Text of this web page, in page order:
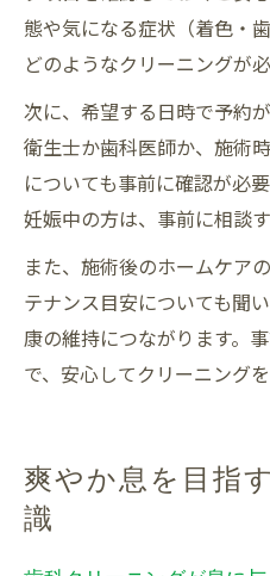
態や気になる症状（着色・
どのようなクリーニングが
次に、希望する日時で予約
衛生士か歯科医師か、施術
についても事前に確認が必
妊娠中の方は、事前に相談
また、施術後のホームケア
テナンス目安についても聞
康の維持につながります。
で、安心してクリーニング
爽やか息を目指
識